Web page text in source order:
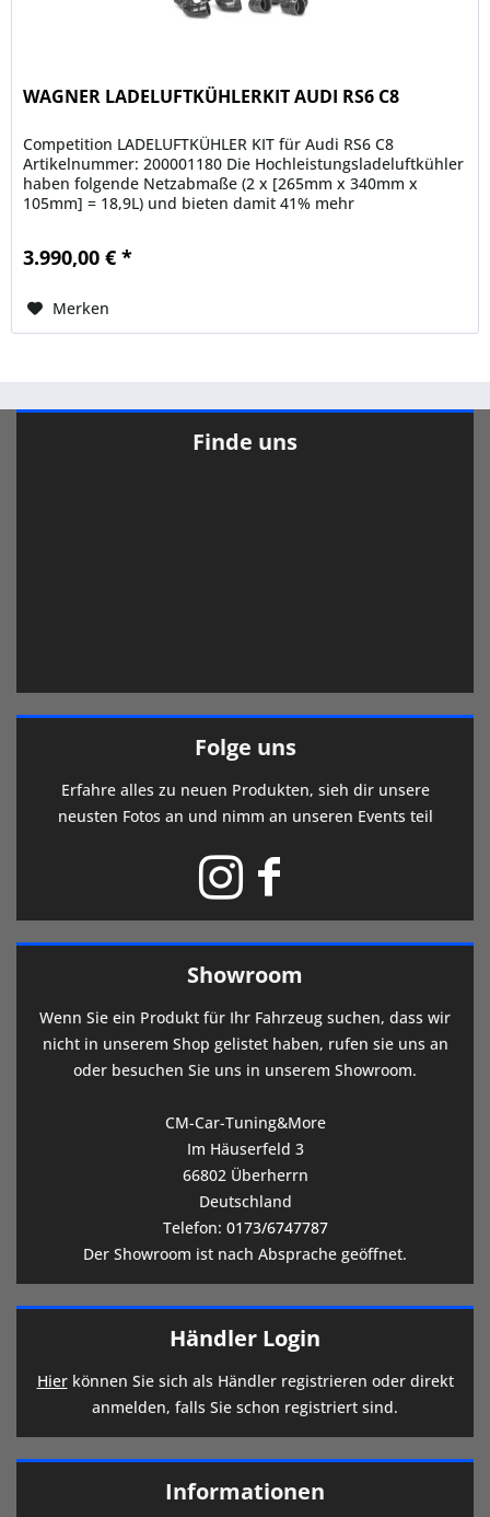
WAGNER LADELUFTKÜHLERKIT AUDI RS6 C8
Competition LADELUFTKÜHLER KIT für Audi RS6 C8
Artikelnummer: 200001180 Die Hochleistungsladeluftkühler
haben folgende Netzabmaße (2 x [265mm x 340mm x
105mm] = 18,9L) und bieten damit 41% mehr
3.990,00 € *
Merken
Finde uns
Folge uns
Erfahre alles zu neuen Produkten, sieh dir unsere
neusten Fotos an und nimm an unseren Events teil
Showroom
Wenn Sie ein Produkt für Ihr Fahrzeug suchen, dass wir
nicht in unserem Shop gelistet haben, rufen sie uns an
oder besuchen Sie uns in unserem Showroom.
CM-Car-Tuning&More
Im Häuserfeld 3
66802 Überherrn
Deutschland
Telefon: 0173/6747787
Der Showroom ist nach Absprache geöffnet.
Händler Login
Hierkönnen Sie sich als Händler registrieren oder direkt
anmelden, falls Sie schon registriert sind.
Informationen